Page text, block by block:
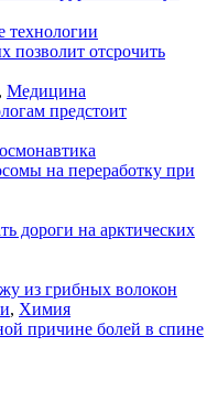
технологии
позволит отсрочить
, Медицина
предстоит
на переработку при
дороги на арктических
из грибных волокон
, Химия
причине болей в спине